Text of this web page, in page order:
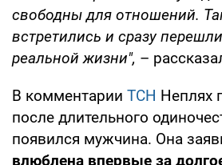
свободны для отношений.
встретились и сразу
реальной жизни", –
В комментарии ТСН Неплях
после длительного
появился мужчина. Она
влюблена впервые за